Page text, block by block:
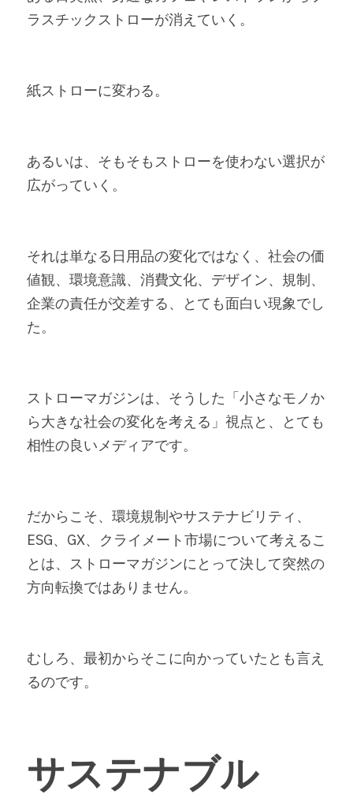
ラスチックストローが消えていく。
紙ストローに変わる。
あるいは、そもそもストローを使わない選択が
広がっていく。
それは単なる日用品の変化ではなく、社会の価
値観、環境意識、消費文化、デザイン、規制、
企業の責任が交差する、とても面白い現象でし
た。
ストローマガジンは、そうした「小さなモノか
ら大きな社会の変化を考える」視点と、とても
相性の良いメディアです。
だからこそ、環境規制やサステナビリティ、
ESG、GX、クライメート市場について考えるこ
とは、ストローマガジンにとって決して突然の
方向転換ではありません。
むしろ、最初からそこに向かっていたとも言え
るのです。
サステナブル